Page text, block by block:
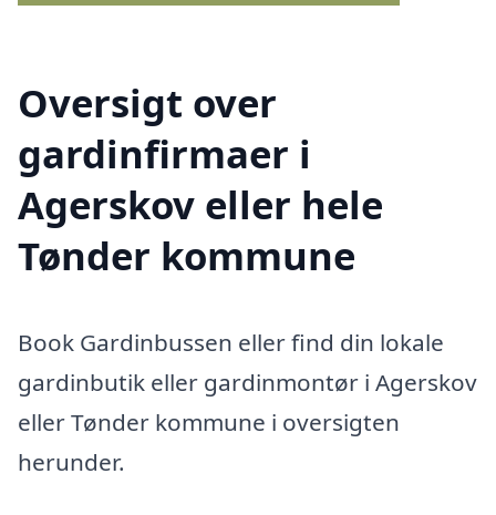
Oversigt over
gardinfirmaer i
Agerskov eller hele
Tønder kommune
Book Gardinbussen eller find din lokale
gardinbutik eller gardinmontør i Agerskov
eller Tønder kommune i oversigten
herunder.